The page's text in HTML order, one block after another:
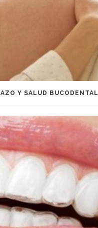
Y SALUD BUCODENTAL